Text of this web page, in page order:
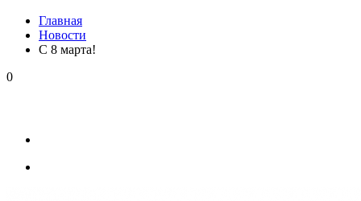
Главная
Новости
С 8 марта!
0